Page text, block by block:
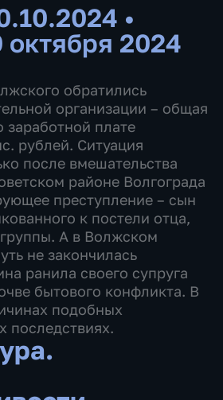
•
октября 2024
обратились
организации – общая
заработной плате
рублей. Ситуация
после вмешательства
районе Волгограда
преступление – сын
к постели отца,
А в Волжском
не закончилась
ранила своего супруга
бытового конфликта. В
подобных
последствиях.